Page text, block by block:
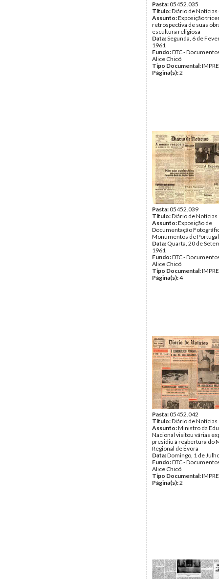
Pasta:05452.035
Título:Diário de Notícias
Assunto:Exposição
retrospectiva de suas
escultura religiosa
Data:Segunda, 6 de
1961
Fundo:DTC -
Alice Chicó
Tipo Documental:
Página(s):2
Pasta:05452.039
Título:Diário de Notícias
Assunto:Exposição de
Documentação
Monumentos de
Data: Quarta, 20 de
1961
Fundo:DTC -
Alice Chicó
Tipo Documental:
Página(s):4
Pasta:05452.042
Título:Diário de Notícias
Assunto:Ministro da
Nacional visitou várias
presidiu à reabertura do
Regional de Évora
Data:Domingo, 1 de
Fundo:DTC -
Alice Chicó
Tipo Documental:
Página(s):2